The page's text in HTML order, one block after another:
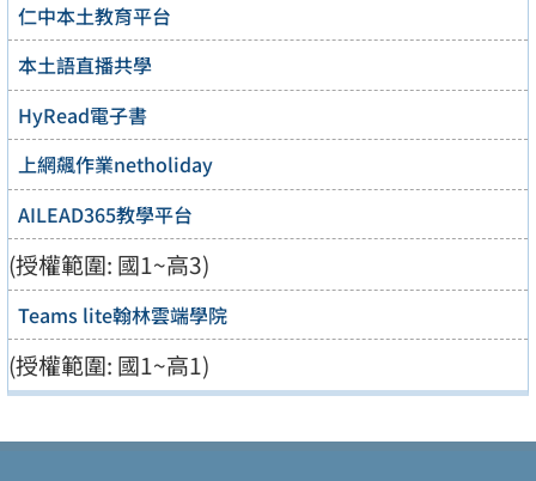
仁中本土教育平台
本土語直播共學
HyRead電子書
上網飆作業netholiday
AILEAD365教學平台
(授權範圍: 國1~高3)
Teams lite翰林雲端學院
(授權範圍: 國1~高1)